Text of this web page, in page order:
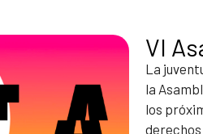
VI
La
la
los